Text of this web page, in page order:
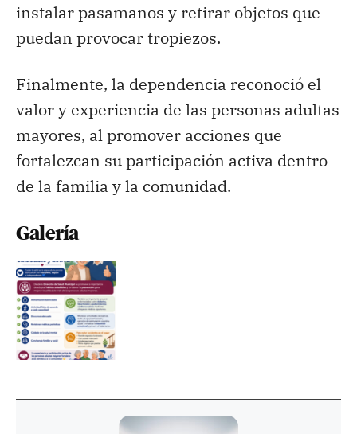
instalar pasamanos y retirar objetos que
puedan provocar tropiezos.
Finalmente, la dependencia reconoció el
valor y experiencia de las personas adultas
mayores, al promover acciones que
fortalezcan su participación activa dentro
de la familia y la comunidad.
Galería